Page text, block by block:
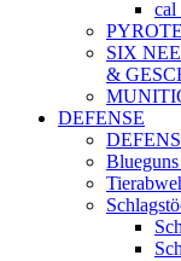
cal
SIX
&
DEFENSE